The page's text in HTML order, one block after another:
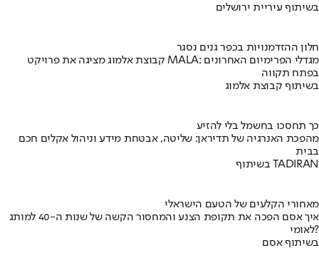
בשיתוף עיריית ירושלים
חלון ההזדמנויות בכפר גנים נסגר
קבוצת אלמוג מציגה את פרויקט MALA: מגדלי הפרימיום האחרונים
בפתח תקווה
בשיתוף קבוצת אלמוג
כך תחסכו בחשמל בלי להזיע
מהפכת האנרגיה של תדיראן: שליטה, אבטחת מידע וניהול אקלים חכם
בבית
בשיתוף TADIRAN
מאחורי הקלעים של הטעם הישראלי
איך אסם הפכה את תקופת הצנע והמחסור הקשה של שנות ה-40 למותג
לאומי?
בשיתוף אסם